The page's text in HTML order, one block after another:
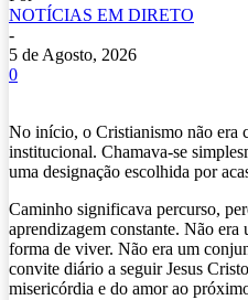
NOTÍCIAS EM DIRETO
-
5 de Agosto, 2026
0
No início, o Cristianismo não era
institucional. Chamava-se
uma designação escolhida por
Caminho significava percurso,
aprendizagem constante. Não era
forma de viver. Não era um
convite diário a seguir Jesus
misericórdia e do amor ao